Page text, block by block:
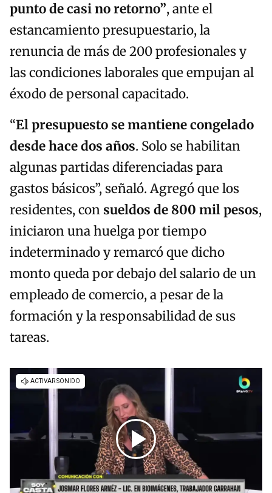
punto de casi no retorno”, ante el
estancamiento presupuestario, la
renuncia de más de 200 profesionales y
las condiciones laborales que empujan al
éxodo de personal capacitado.
“El presupuesto se mantienecongelado
desde hace dos años. Solo se habilitan
algunas partidas diferenciadas para
gastos básicos”, señaló. Agregó que los
residentes, con sueldos de 800 mil pesos,
iniciaron una huelga por tiempo
indeterminado y remarcó que dicho
monto queda por debajo del salario de un
empleado de comercio, a pesar de la
formación y la responsabilidad de sus
tareas.